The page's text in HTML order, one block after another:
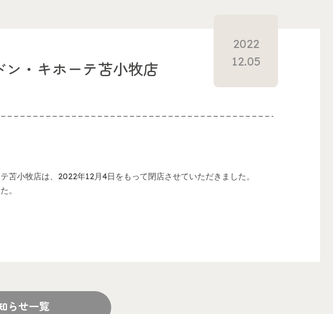
・キホーテ苫小牧店
2022
12.05
小牧店は、2022年12月4日をもって閉店させていただきました。
。
らせ一覧